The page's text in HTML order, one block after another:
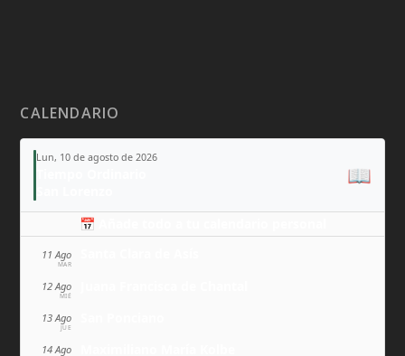
CALENDARIO
Lun, 10 de agosto de 2026
📖
📅 Añade todo a tu calendario personal
11 Ago
MAR
12 Ago
MIÉ
13 Ago
JUE
14 Ago